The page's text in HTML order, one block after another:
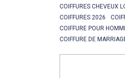
COIFFURES CHEVEUX
COIFFURES 2026
COIFFURE POUR
COIFFURE DE